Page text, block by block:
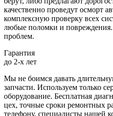
качественно проведут осморт
комплексную проверку всех
любые поломки и повреждения.
проблем.
Гарантия
до 2-х лет
Мы не боимся давать
запчасти. Используем только
оборудование. Бесплатная
цех, точные сроки ремонтных
телефону, специалисты нашей